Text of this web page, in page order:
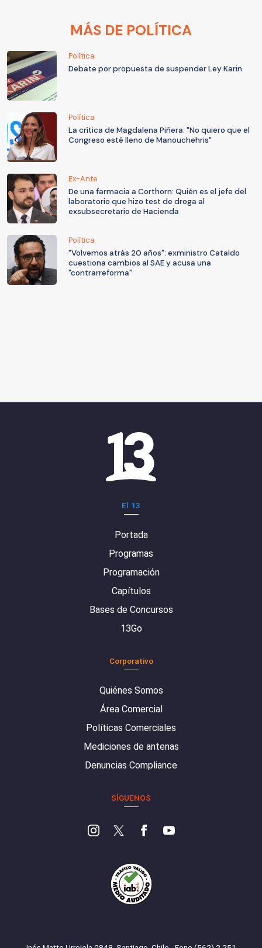
MÁS DE POLÍTICA
Política
Debate por propuesta de suspender Ley Karin
Política
La crítica de Magdalena Piñera: "No quiero que el
Congreso esté lleno de Manouchehris"
Ex-Ante
De una farmacia a Corthorn: Quién es el jefe del
laboratorio que hizo test de droga al
exsubsecretario de Hacienda
Política
"Volvemos atrás 20 años": exministro Cataldo
cuestiona cambios al SAE y acusa una
"contrarreforma"
El 13
Portada
Programas
Programación
Capítulos
Bases de Concursos
13Go
Corporativo
Quiénes Somos
Área Comercial
Políticas Comerciales
Mediciones de antenas
Denuncias Compliance
SÍGUENOS